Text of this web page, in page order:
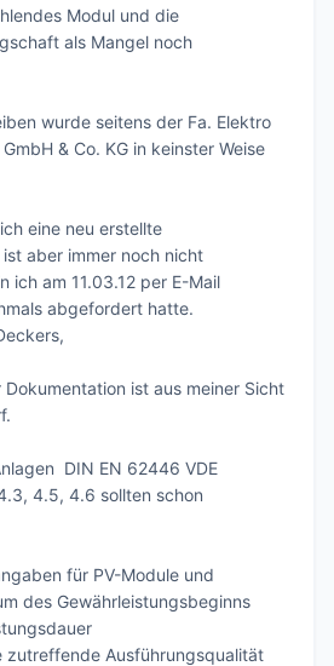
Modul und die
als Mangel noch
wurde seitens der Fa. Elektro
& Co. KG in keinster Weise
eine neu erstellte
aber immer noch nicht
ich am 11.03.12 per E-Mail
abgefordert hatte.
ist aus meiner Sicht
DIN EN 62446 VDE
4.5, 4.6 sollten schon
des Gewährleistungsbeginns